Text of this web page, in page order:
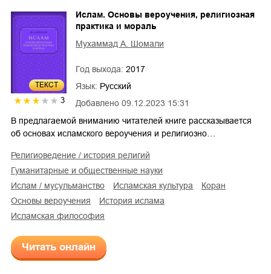
ТЕКСТ
3 Добавлено 09.12.2023 15:31
Ислам. Основы вероучения, религиозная
практика и мораль
Мухаммад А. Шомали
Год выхода: 2017
Язык: Русский
В предлагаемой вниманию читателей книге рассказывается
об основах исламского вероучения и религиозно…
религиоведение / история религий
гуманитарные и общественные науки
Ислам / мусульманство
исламская культура
Коран
основы вероучения
история ислама
исламская философия
Читать онлайн